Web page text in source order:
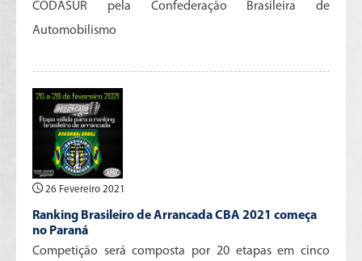
CODASUR pela Confederação Brasileira de
Automobilismo
26 Fevereiro 2021
Ranking Brasileiro de Arrancada CBA 2021 começa
no Paraná
Competição será composta por 20 etapas em cinco